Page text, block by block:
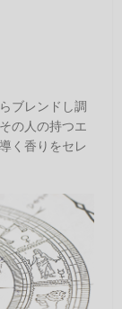
ブレンドし調
の人の持つエ
く香りをセレ